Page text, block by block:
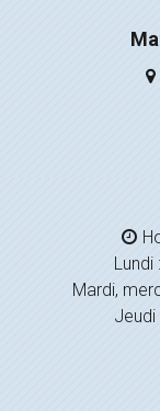
Mardi,
Jeudi